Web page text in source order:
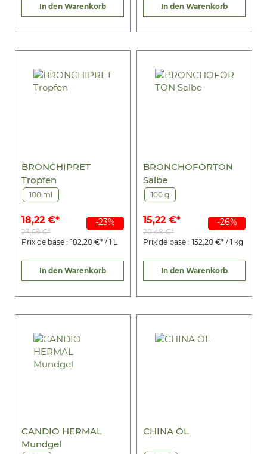
In den Warenkorb In den Warenkorb
-23%
BRONCHIPRET
Tropfen
100 ml
18,22 €*
23,69 €*
Prix de base : 182,20 €* / 1 L
In den Warenkorb
-26%
BRONCHOFORTON
Salbe
100 g
15,22 €*
20,48 €*
Prix de base : 152,20 €* / 1 kg
In den Warenkorb
CANDIO HERMAL
Mundgel
CHINA ÖL